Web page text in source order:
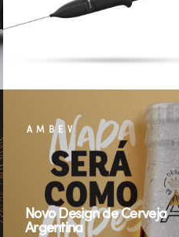
AMBEV
Novo Design de Cerveja
Argentina